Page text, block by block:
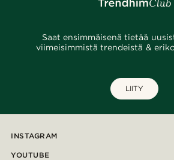
Saat ensimmäisenä tietää
viimeisimmistä trendeistä &
LIITY
INSTAGRAM
YOUTUBE